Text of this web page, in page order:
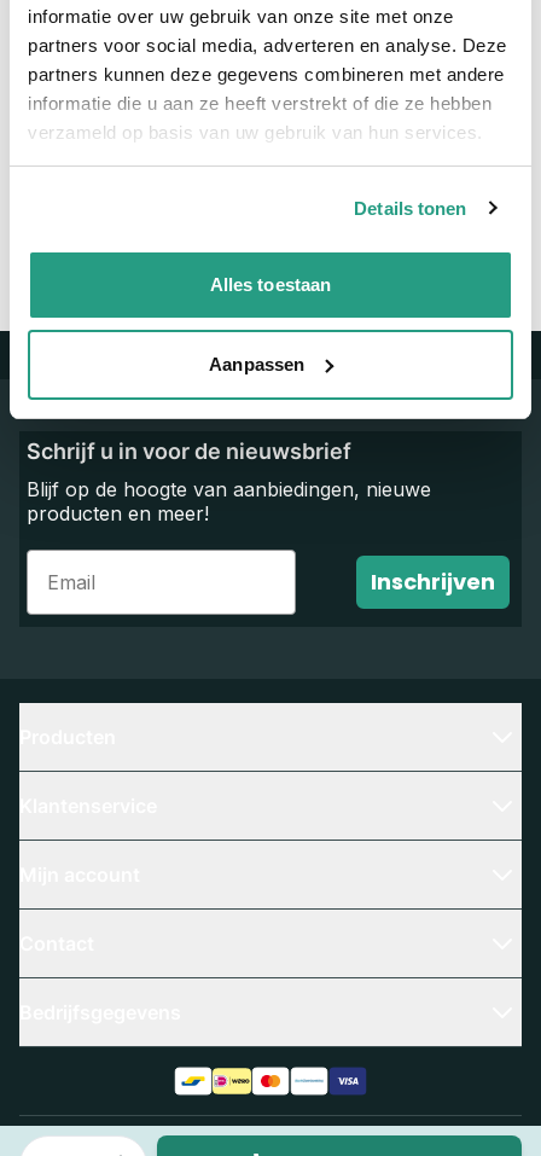
informatie over uw gebruik van onze site met onze
partners voor social media, adverteren en analyse. Deze
partners kunnen deze gegevens combineren met andere
informatie die u aan ze heeft verstrekt of die ze hebben
verzameld op basis van uw gebruik van hun services.
Details tonen
Alles toestaan
Aanpassen
Aantal
Neem contact met ons op
Trustpilot
Schrijf u in voor de nieuwsbrief
Blijf op de hoogte van aanbiedingen, nieuwe
producten en meer!
Email
Inschrijven
Algemene voorwaarden